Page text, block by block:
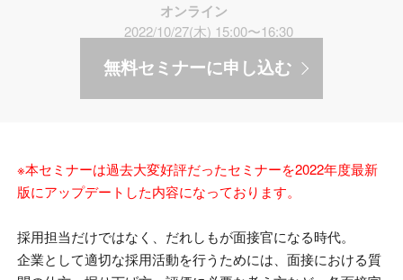
オンライン
2022/10/27(木) 15:00〜16:30
無料セミナーに申し込む
※本セミナーは過去大変好評だったセミナーを2022年度最新
版にアップデートした内容になっております。
採用担当だけではなく、だれしもが面接官になる時代。
企業として適切な採用活動を行うためには、面接における質